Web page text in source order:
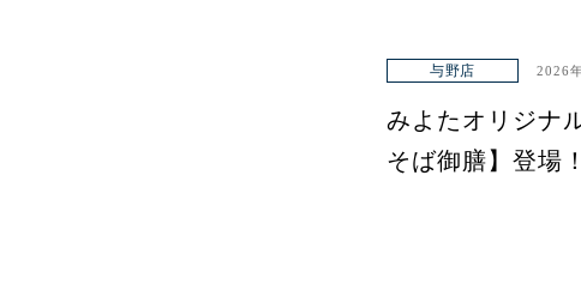
与野店 2026
みよたオリジナ
そば御膳】登場！